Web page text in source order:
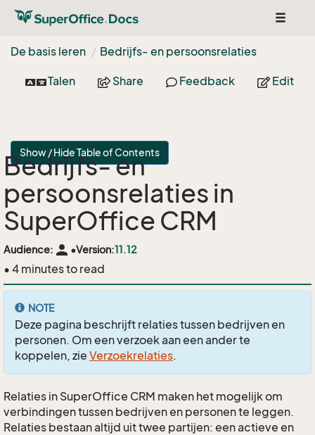
Toggle
De basis leren
Bedrijfs- en persoonsrelaties
Talen Share Feedback Edit
Show / Hide Table of Contents
Bedrijfs- en
persoonsrelaties in
SuperOffice CRM
Audience: person •Version:11.12
• 4 minutes to read
NOTE
Deze pagina beschrijft relaties tussen bedrijven en
personen. Om een verzoek aan een ander te
koppelen, zie Verzoekrelaties.
Relaties in SuperOffice CRM maken het mogelijk om
verbindingen tussen bedrijven en personen te leggen.
Relaties bestaan altijd uit twee partijen: een actieve en